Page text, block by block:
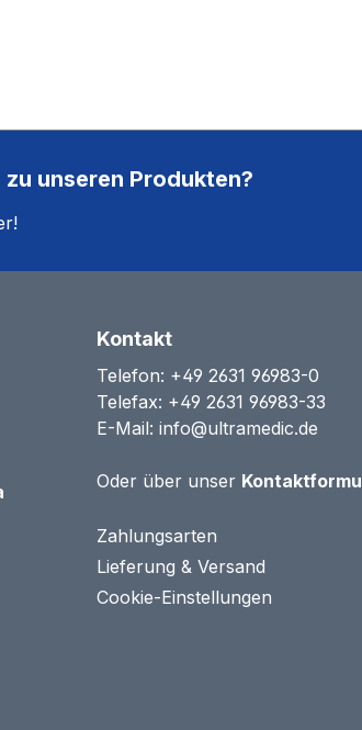
unseren Produkten?
Kontakt
Telefon: +49 2631 96983-0
Telefax: +49 2631 96983-33
E-Mail: info@ultramedic.de
Oder über unser
Zahlungsarten
Lieferung & Versand
Cookie-Einstellungen